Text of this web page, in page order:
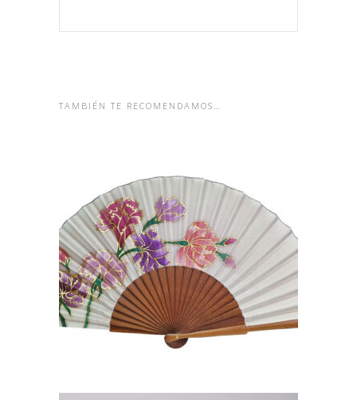
TAMBIÉN TE RECOMENDAMOS…
ABANICOS DE SEDA
PINTADOS A MANO ARTE Y
TRADICIÓN. MA70
105,00 €